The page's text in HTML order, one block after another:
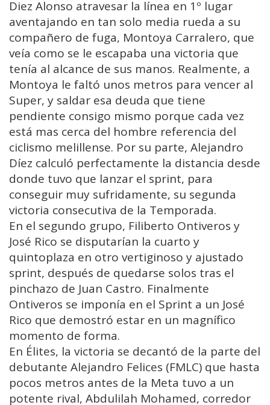
Diez Alonso atravesar la línea en 1º lugar
aventajando en tan solo media rueda a su
compañero de fuga, Montoya Carralero, que
veía como se le escapaba una victoria que
tenía al alcance de sus manos. Realmente, a
Montoya le faltó unos metros para vencer al
Super, y saldar esa deuda que tiene
pendiente consigo mismo porque cada vez
está mas cerca del hombre referencia del
ciclismo melillense. Por su parte, Alejandro
Díez calculó perfectamente la distancia desde
donde tuvo que lanzar el sprint, para
conseguir muy sufridamente, su segunda
victoria consecutiva de la Temporada.
En el segundo grupo, Filiberto Ontiveros y
José Rico se disputarían la cuarto y
quintoplaza en otro vertiginoso y ajustado
sprint, después de quedarse solos tras el
pinchazo de Juan Castro. Finalmente
Ontiveros se imponía en el Sprint a un José
Rico que demostró estar en un magnífico
momento de forma.
En Élites, la victoria se decantó de la parte del
debutante Alejandro Felices (FMLC) que hasta
pocos metros antes de la Meta tuvo a un
potente rival, Abdulilah Mohamed, corredor